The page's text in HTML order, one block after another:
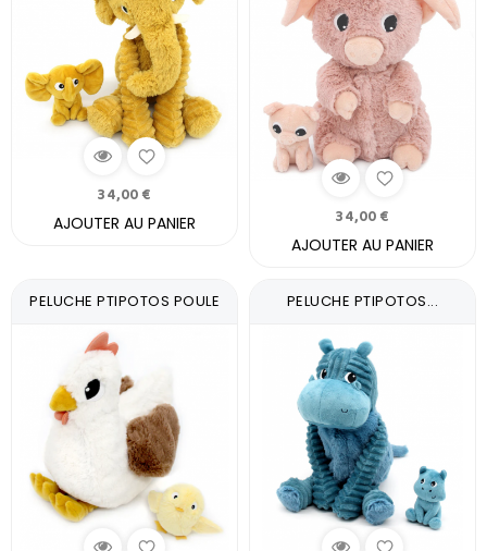
34,00 €
AJOUTER AU PANIER 34,00 €
AJOUTER AU PANIER
PELUCHE PTIPOTOS POULE PELUCHE PTIPOTOS...